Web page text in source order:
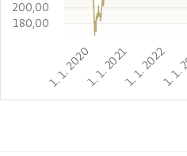
1. 1. 20201. 1. 20211. 1. 20221. 1.
180,00
200,00